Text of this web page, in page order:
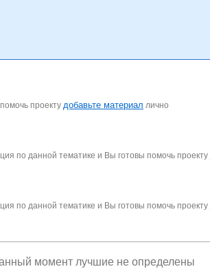
проекту добавьте материал лично
по данной тематике и Вы готовы помочь проекту
по данной тематике и Вы готовы помочь проекту
момент лучшие не определены